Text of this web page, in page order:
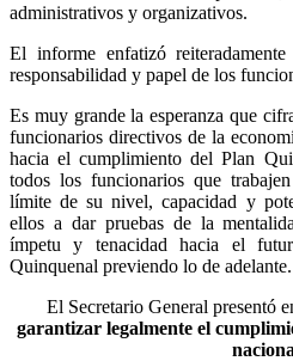
administrativos y organizativos.
El informe enfatizó
responsabilidad y papel de los
Es muy grande la esperanza que
funcionarios directivos de la
hacia el cumplimiento del Plan
todos los funcionarios que
límite de su nivel, capacidad y
ellos a dar pruebas de la
ímpetu y tenacidad hacia el
Quinquenal previendo lo de adelante.
El Secretario General presentó
garantizar legalmente el